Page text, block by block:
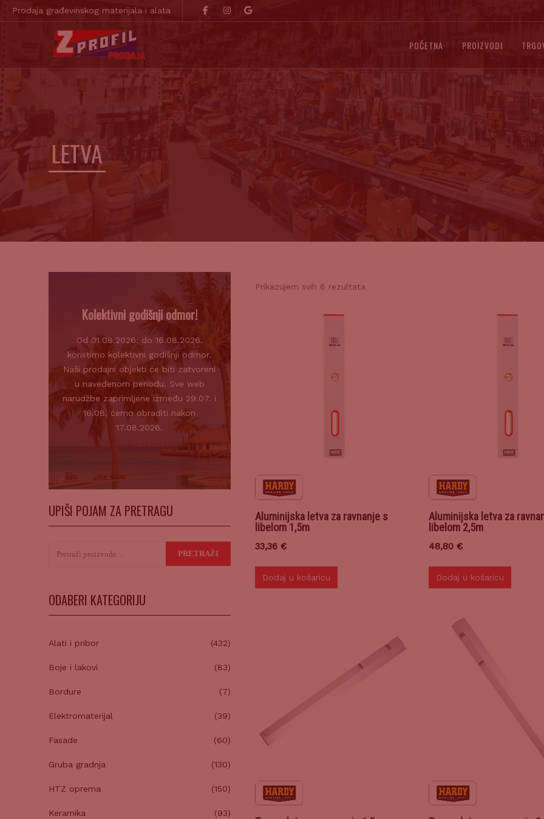
Prodaja građevinskog materijala i alata
POČETNA PROIZVODI
LETVA
Prikazujem svih 6 rezultata
Aluminijska letva za ravnanje s
libelom 1,5m
33,36 €
Dodaj u košaricu
Aluminijska letva za
libelom 2,5m
48,80€
Dodaj u košaricu
Kolektivni godišnji odmor!
Od 01.08.2026. do 16.08.2026.
koristimo kolektivni godišnji odmor.
Naši prodajni objekti će biti zatvoreni
u navedenom periodu. Sve web
narudžbe zaprimljene između 29.07. i
16.08. ćemo obraditi nakon
17.08.2026.
UPIŠI POJAM ZA PRETRAGU
PRETRAŽI
ODABERI KATEGORIJU
Alati i pribor (432)
Boje i lakovi (83)
Bordure (7)
Elektromaterijal (39)
Fasade (60)
Gruba gradnja (130)
HTZ oprema (150)
Keramika (93)